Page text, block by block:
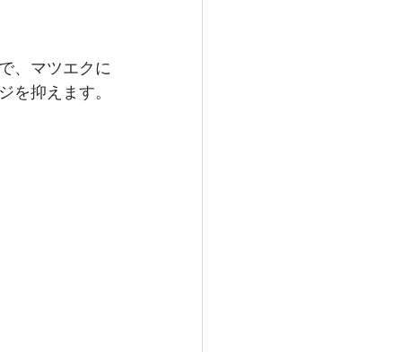
、マツエクに
を抑えます。